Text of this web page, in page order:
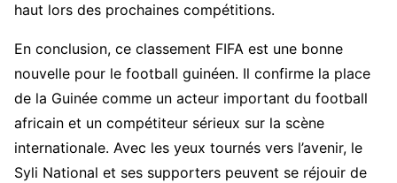
haut lors des prochaines compétitions.
En conclusion, ce classement FIFA est une bonne
nouvelle pour le football guinéen. Il confirme la place
de la Guinée comme un acteur important du football
africain et un compétiteur sérieux sur la scène
internationale. Avec les yeux tournés vers l’avenir, le
Syli National et ses supporters peuvent se réjouir de